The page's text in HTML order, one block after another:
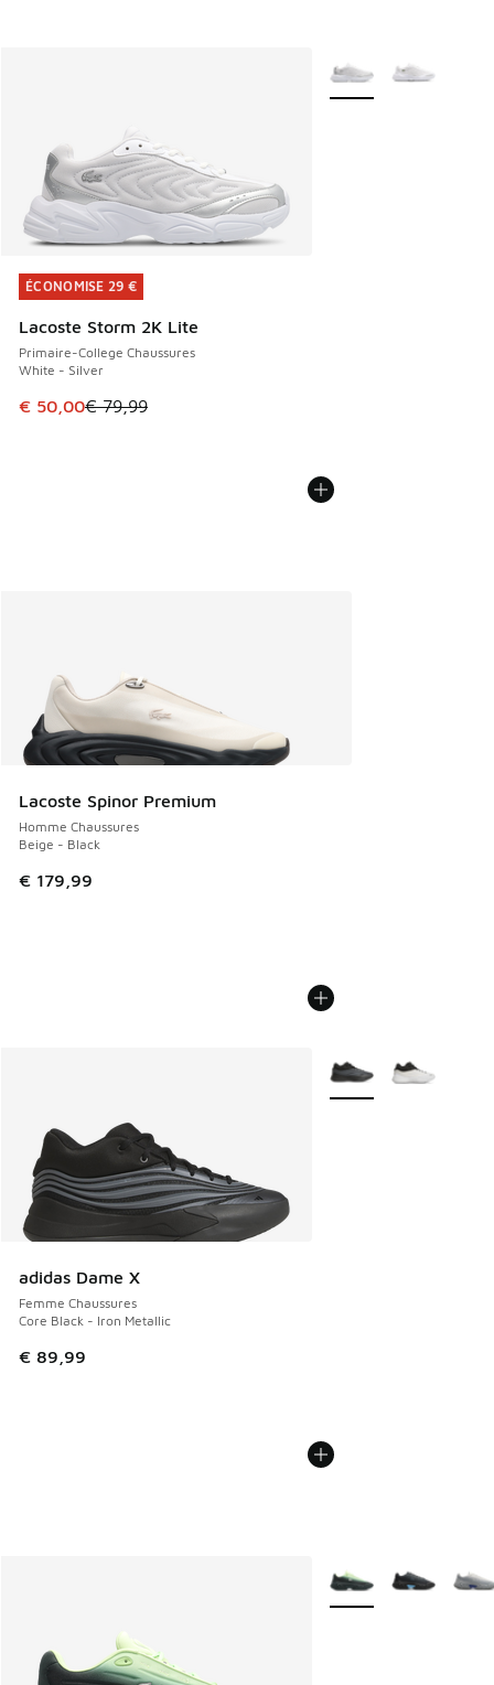
ÉCONOMISE 29 €
Lacoste Storm 2K Lite
Primaire-College Chaussures
White - Silver
Cet article est en promotion. Prix en baisse de € 79,99 à
€ 50,00€ 79,99
ÉCONOMISE 29 €
Plus de couleurs
Lacoste Spinor Premium
Homme Chaussures
Beige - Black
€ 179,99
adidas Dame X
Femme Chaussures
Core Black - Iron Metallic
€ 89,99
Plus de couleurs
Plus de couleurs